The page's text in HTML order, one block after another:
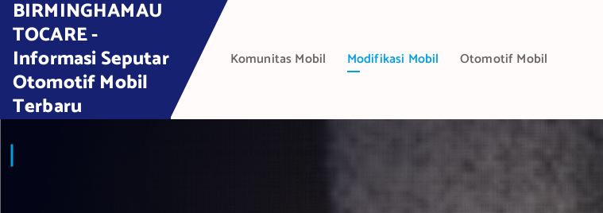
BIRMINGHAMAU
TOCARE -
Informasi Seputar
Otomotif Mobil
Terbaru
Komunitas Mobil Modifikasi Mobil Otomotif Mobil